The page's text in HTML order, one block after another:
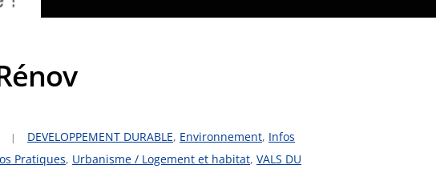
DEVELOPPEMENT DURABLE, Environnement, Infos
Pratiques, Urbanisme / Logement et habitat, VALS DU